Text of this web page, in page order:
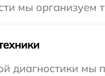
мы организуем
диагностики мы